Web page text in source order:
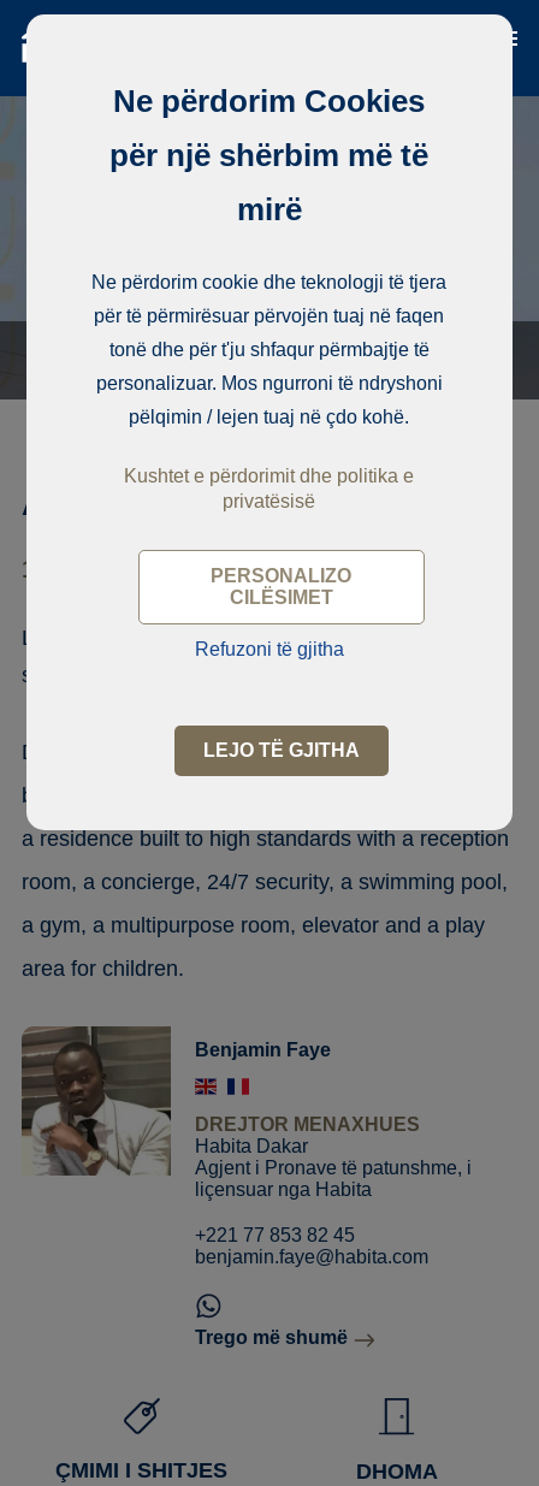
Apartament, Point E
10 700 Point E
Luxurious 3bedroom apartment for
sale at Point E
Discover your new haven of peace in this luxury 3
bedroom apartment with their interior bathrooms in
a residence built to high standards with a reception
room, a concierge, 24/7 security, a swimming pool,
a gym, a multipurpose room, elevator and a play
area for children.
Benjamin Faye
DREJTOR MENAXHUES
Habita Dakar
Agjent i Pronave të patunshme, i
liçensuar nga Habita
+221 77 853 82 45
benjamin.faye@habita.com
Trego më shumë
ÇMIMI I SHITJES
DHOMA
Ne përdorim Cookies
për një shërbim më të
mirë
Ne përdorim cookie dhe teknologji të tjera
për të përmirësuar përvojën tuaj në faqen
tonë dhe për t'ju shfaqur përmbajtje të
personalizuar. Mos ngurroni të ndryshoni
pëlqimin / lejen tuaj në çdo kohë.
Kushtet e përdorimit dhe politika e
privatësisë
PERSONALIZO
CILËSIMET
Refuzoni të gjitha
LEJO TË GJITHA